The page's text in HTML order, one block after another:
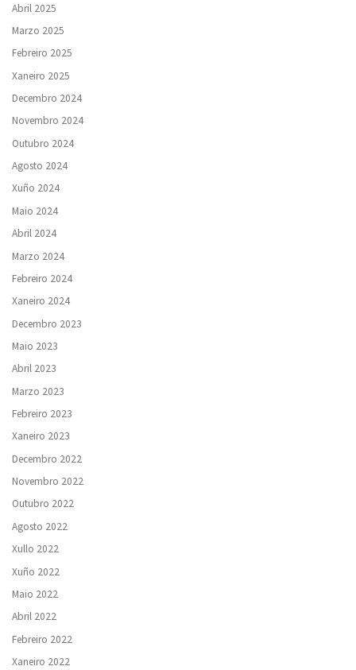
Abril 2025
Marzo 2025
Febreiro 2025
Xaneiro 2025
Decembro 2024
Novembro 2024
Outubro 2024
Agosto 2024
Xuño 2024
Maio 2024
Abril 2024
Marzo 2024
Febreiro 2024
Xaneiro 2024
Decembro 2023
Maio 2023
Abril 2023
Marzo 2023
Febreiro 2023
Xaneiro 2023
Decembro 2022
Novembro 2022
Outubro 2022
Agosto 2022
Xullo 2022
Xuño 2022
Maio 2022
Abril 2022
Febreiro 2022
Xaneiro 2022